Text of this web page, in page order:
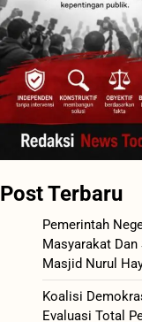
Post Terbaru
Pemerintah
Masyarakat Dan
Masjid Nurul
Koalisi
Evaluasi Total